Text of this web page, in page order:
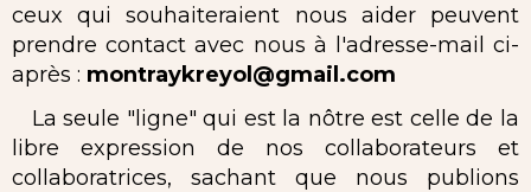
ceux qui souhaiteraient nous aider peuvent
prendre contact avec nous à l'adresse-mail ci-
après : montraykreyol@gmail.com
La seule "ligne" qui est la nôtre est celle de la
libre expression de nos collaborateurs et
collaboratrices, sachant que nous publions